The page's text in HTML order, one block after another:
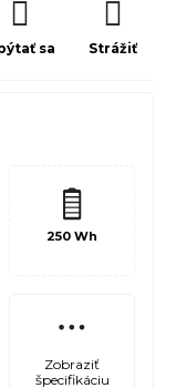
sa Strážiť
250 Wh
Zobraziť
špecifikáciu